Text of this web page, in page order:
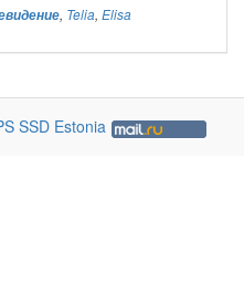
, Telia, Elisa
SSD Estonia